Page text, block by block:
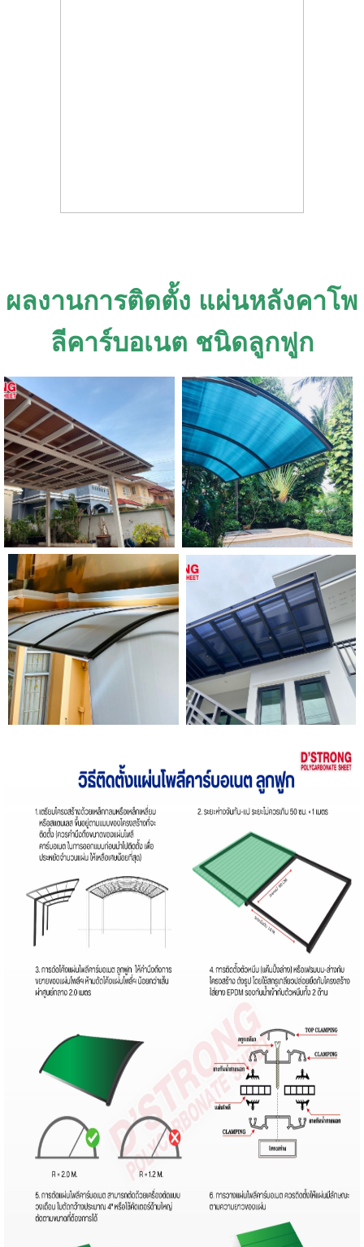
ผลงานการติดตั้ง แผ่นหลังคาโพ
ลีคาร์บอเนต ชนิดลูกฟูก